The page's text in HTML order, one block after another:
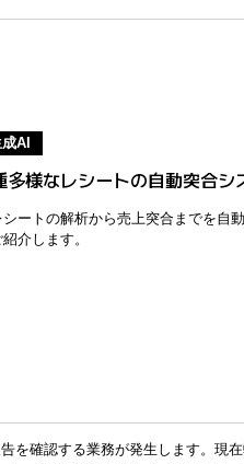
AI
様なレシートの自動突合シ
ートの解析から売上突合までを自
介します。
を確認する業務が発生します。現